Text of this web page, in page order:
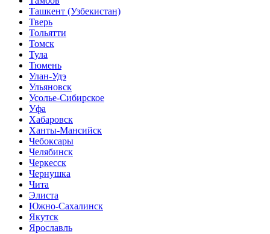
Ташкент (Узбекистан)
Тверь
Тольятти
Томск
Тула
Тюмень
Улан-Удэ
Ульяновск
Усолье-Сибирское
Уфа
Хабаровск
Ханты-Мансийск
Чебоксары
Челябинск
Черкесск
Чернушка
Чита
Элиста
Южно-Сахалинск
Якутск
Ярославль